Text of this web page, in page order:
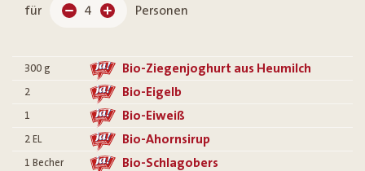
für 4 Personen
300 g Bio-Ziegenjoghurt aus Heumilch
2 Bio-Eigelb
1 Bio-Eiweiß
2 EL Bio-Ahornsirup
1 Becher
Bio-Schlagobers